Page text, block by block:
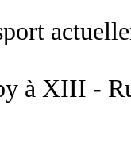
à XIII -